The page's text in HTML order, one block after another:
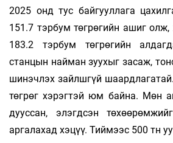
2025 онд тус байгууллага
151.7 тэрбум төгрөгийн ашиг
183.2 тэрбум төгрөгийн
станцын найман зуухыг засаж,
шинэчлэх зайлшгүй
төгрөг хэрэгтэй юм байна. Мөн
дууссан, элэгдсэн
аргалахад хэцүү. Тиймээс 500 тн